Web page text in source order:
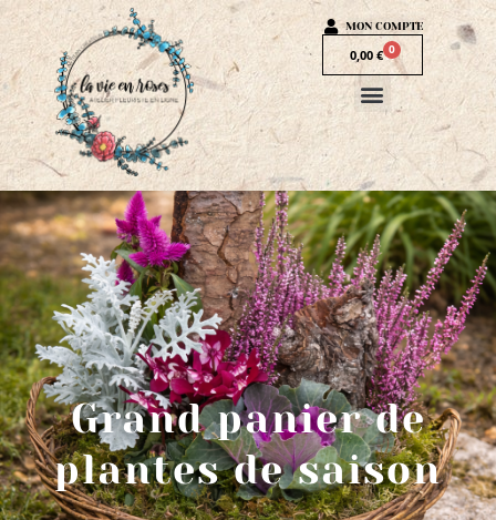
MON COMPTE
0,00 € 0
Grand panier de
plantes de saison